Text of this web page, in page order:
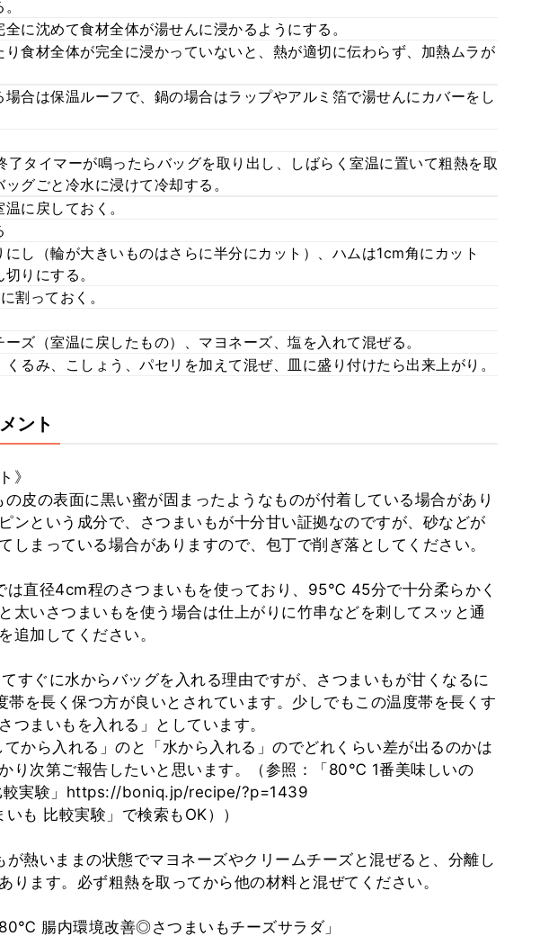
に沈めて食材全体が湯せんに浸かるようにする。
り食材全体が完全に浸かっていないと、熱が適切に伝わらず、加熱ムラが
場合は保温ルーフで、鍋の場合はラップやアルミ箔で湯せんにカバーをし
了タイマーが鳴ったらバッグを取り出し、しばらく室温に置いて粗熱を取
グごと冷水に浸けて冷却する。
に戻しておく。
にし（輪が大きいものはさらに半分にカット）、ハムは1cm角にカット
りにする。
割っておく。
ズ（室温に戻したもの）、マヨネーズ、塩を入れて混ぜる。
るみ、こしょう、パセリを加えて混ぜ、皿に盛り付けたら出来上がり。
ント
》
皮の表面に黒い蜜が固まったようなものが付着している場合があり
ンという成分で、さつまいもが十分甘い証拠なのですが、砂などが
しまっている場合がありますので、包丁で削ぎ落としてください。
は直径4cm程のさつまいもを使っており、95℃ 45分で十分柔らかく
太いさつまいもを使う場合は仕上がりに竹串などを刺してスッと通
追加してください。
すぐに水からバッグを入れる理由ですが、さつまいもが甘くなるに
を長く保つ方が良いとされています。少しでもこの温度帯を長くす
つまいもを入れる」としています。
から入れる」のと「水から入れる」のでどれくらい差が出るのかは
り次第ご報告したいと思います。（参照：「80℃ 1番美味しいの
較実験」https://boniq.jp/recipe/?p=1439
いも 比較実験」で検索もOK））
が熱いままの状態でマヨネーズやクリームチーズと混ぜると、分離し
ります。必ず粗熱を取ってから他の材料と混ぜてください。
腸内環境改善◎さつまいもチーズサラダ」